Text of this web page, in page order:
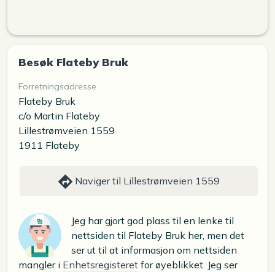
Besøk Flateby Bruk
Forretningsadresse
Flateby Bruk
c/o Martin Flateby
Lillestrømveien 1559
1911 Flateby
Naviger til Lillestrømveien 1559
Jeg har gjort god plass til en lenke til
nettsiden til Flateby Bruk her, men det
ser ut til at informasjon om nettsiden
mangler i Enhetsregisteret for øyeblikket. Jeg ser